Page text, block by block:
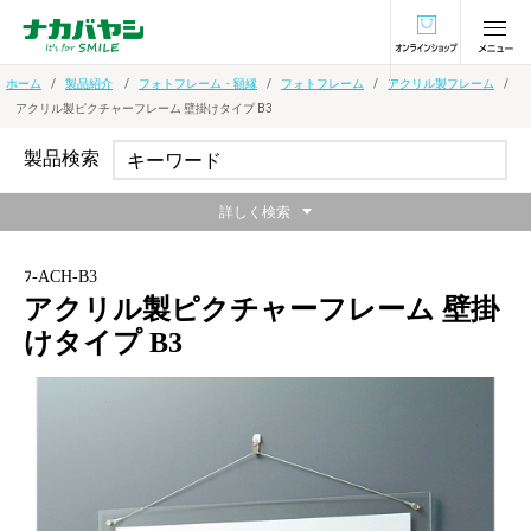
オンラインショ
ホーム 製品紹介 フォトフレーム・額縁 フォトフレーム
アクリル製フレーム
アクリル製ピクチャーフレーム 壁掛けタイプ B3
ﾌ-ACH-B3
アクリル製ピクチャーフレーム 壁掛
けタイプ B3
製品検索
詳しく検索